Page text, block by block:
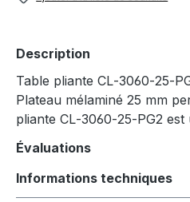
Description
Table pliante
Plateau mélaminé 25 mm
pliante CL‑3060‑25‑PG2
Évaluations
Informations techniques